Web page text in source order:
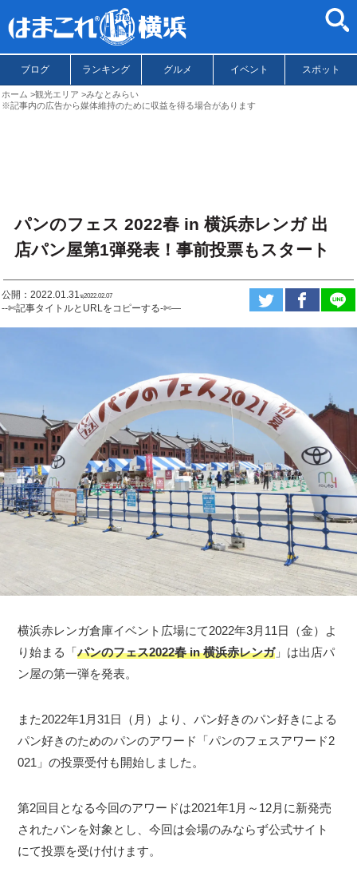
ブログ ランキング グルメ イベント スポット
ホーム 観光エリア
みなとみらい
※記事内の広告から媒体維持のために収益を得る場合があります
パンのフェス 2022春 in 横浜赤レンガ 出
店パン屋第1弾発表！事前投票もスタート
公開：2022.01.31ಇ2022.02.07
--✄記事タイトルとURLをコピーする-✄—
横浜赤レンガ倉庫イベント広場にて2022年3月11日（金）よ
り始まる「パンのフェス2022春 in 横浜赤レンガ」は出店パ
ン屋の第一弾を発表。
また2022年1月31日（月）より、パン好きのパン好きによる
パン好きのためのパンのアワード「パンのフェスアワード2
021」の投票受付も開始しました。
第2回目となる今回のアワードは2021年1月～12月に新発売
されたパンを対象とし、今回は会場のみならず公式サイト
にて投票を受け付けます。